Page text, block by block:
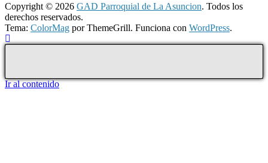
Copyright © 2026 GAD Parroquial de La Asuncion. Todos los
derechos reservados.
Tema: ColorMag por ThemeGrill. Funciona con WordPress.
Ir al contenido